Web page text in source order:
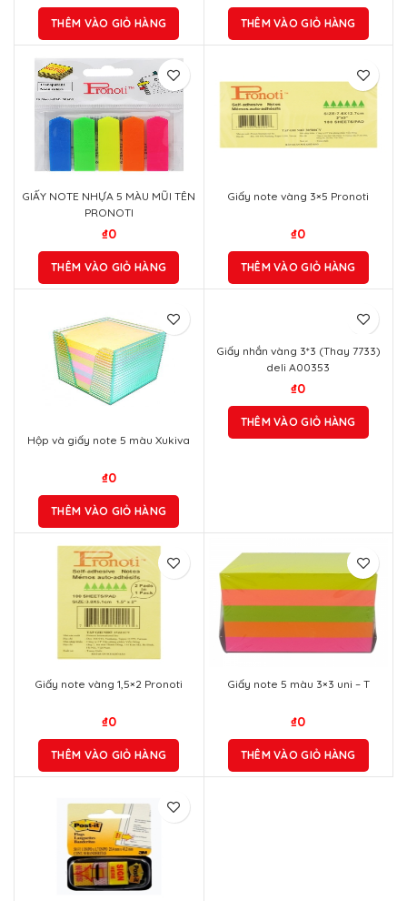
THÊM VÀO GIỎ HÀNG THÊM VÀO GIỎ HÀNG
GIẤY NOTE NHỰA 5 MÀU MŨI TÊN
PRONOTI
₫0
THÊM VÀO GIỎ HÀNG
Giấy note vàng 3×5 Pronoti
₫0
THÊM VÀO GIỎ HÀNG
Hộp và giấy note 5 màu Xukiva
₫0
THÊM VÀO GIỎ HÀNG
Giấy nhắn vàng 3*3 (Thay 7733)
deli A00353
₫0
THÊM VÀO GIỎ HÀNG
Giấy note vàng 1,5×2 Pronoti
₫0
THÊM VÀO GIỎ HÀNG
Giấy note 5 màu 3×3 uni – T
₫0
THÊM VÀO GIỎ HÀNG